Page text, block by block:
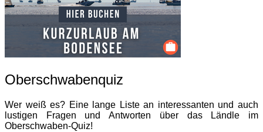
Oberschwabenquiz
Wer weiß es? Eine lange Liste an interessanten und auch
lustigen Fragen und Antworten über das Ländle im
Oberschwaben-Quiz!